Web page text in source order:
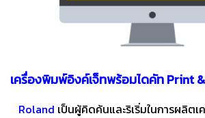
เครื่องพิมพ์อิงค์เจ็ทพร้อมไดคัท Print
Roland เป็นผู้คิดค้นและริเริ่มในการผลิต